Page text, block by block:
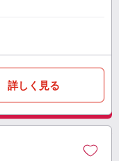
詳しく見る